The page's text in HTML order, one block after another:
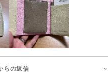
らの返信